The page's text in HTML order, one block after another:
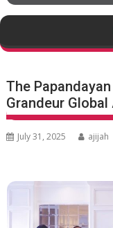
e
t
The
Grandeur
July 31, 2025 ajijah